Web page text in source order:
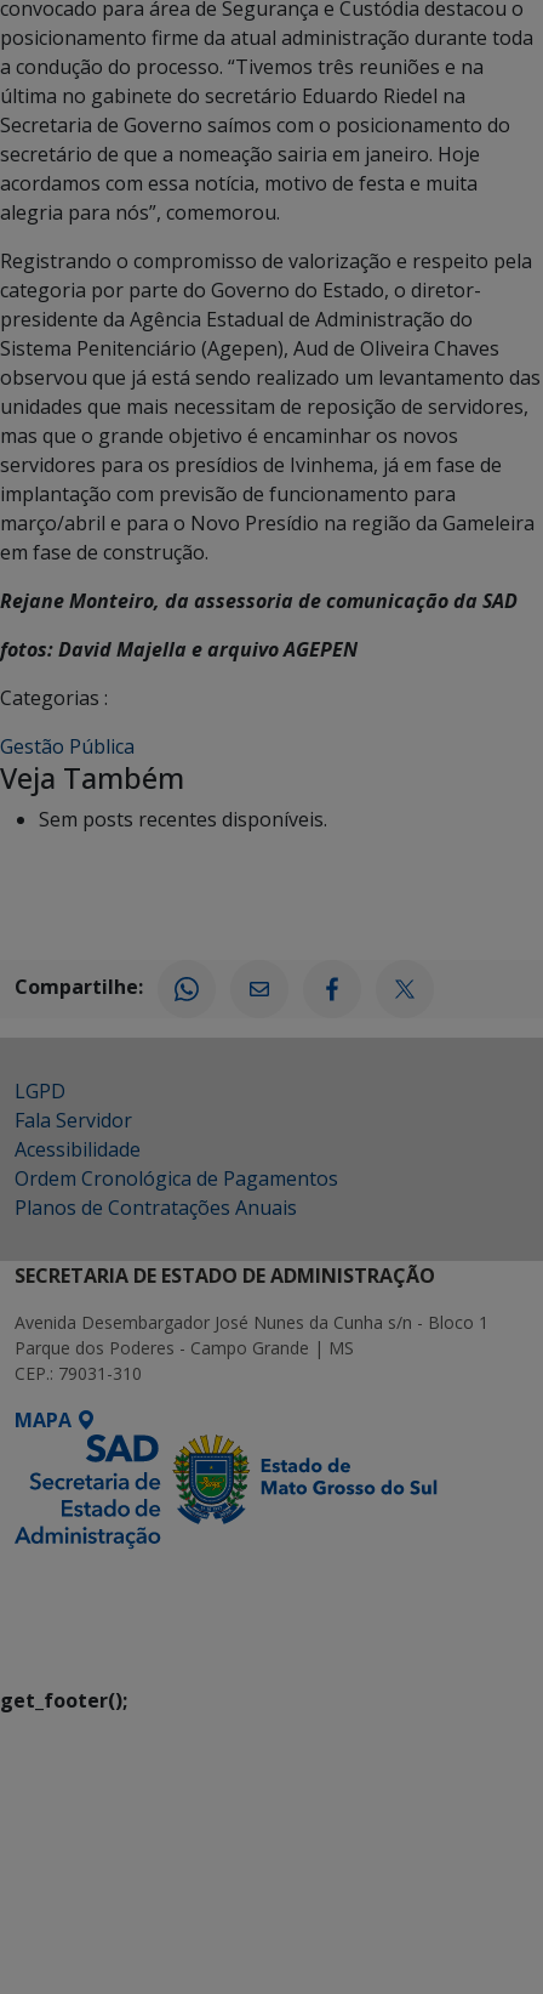
convocado para área de Segurança e Custódia destacou o
posicionamento firme da atual administração durante toda
a condução do processo. “Tivemos três reuniões e na
última no gabinete do secretário Eduardo Riedel na
Secretaria de Governo saímos com o posicionamento do
secretário de que a nomeação sairia em janeiro. Hoje
acordamos com essa notícia, motivo de festa e muita
alegria para nós”, comemorou.
Registrando o compromisso de valorização e respeito pela
categoria por parte do Governo do Estado, o diretor-
presidente da Agência Estadual de Administração do
Sistema Penitenciário (Agepen), Aud de Oliveira Chaves
observou que já está sendo realizado um levantamento das
unidades que mais necessitam de reposição de servidores,
mas que o grande objetivo é encaminhar os novos
servidores para os presídios de Ivinhema, já em fase de
implantação com previsão de funcionamento para
março/abril e para o Novo Presídio na região da Gameleira
em fase de construção.
Rejane Monteiro, da assessoria de comunicação da SAD
fotos: David Majella e arquivo AGEPEN
Categorias :
Gestão Pública
Veja Também
Sem posts recentes disponíveis.
Compartilhe:
LGPD
Fala Servidor
Acessibilidade
Ordem Cronológica de Pagamentos
Planos de Contratações Anuais
SECRETARIA DE ESTADO DE ADMINISTRAÇÃO
Avenida Desembargador José Nunes da Cunha s/n - Bloco 1
Parque dos Poderes - Campo Grande | MS
CEP.: 79031-310
MAPA
get_footer();